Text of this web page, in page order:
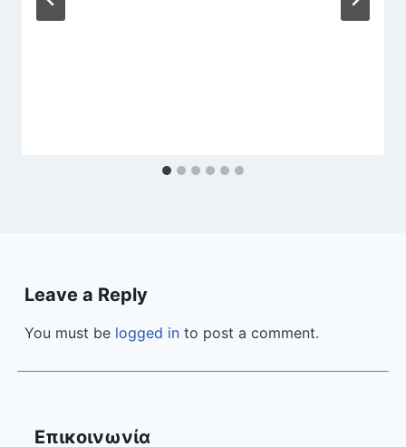
Leave a Reply
You must be logged in to post a comment.
Επικοινωνία